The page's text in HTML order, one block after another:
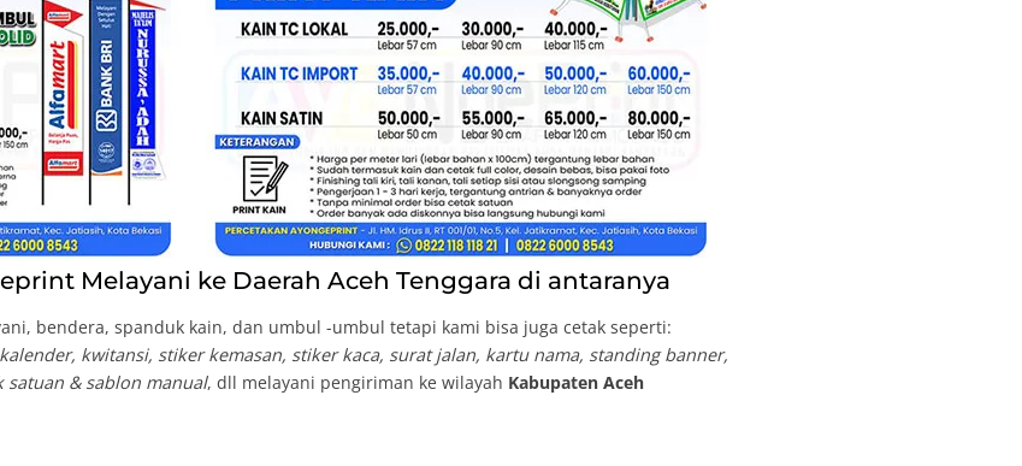
Melayani ke Daerah Aceh Tenggara di antaranya
bendera, spanduk kain, dan umbul -umbul tetapi kami bisa juga cetak seperti:
kwitansi, stiker kemasan, stiker kaca, surat jalan, kartu nama, standing banner,
satuan & sablon manual, dll melayani pengiriman ke wilayah Kabupaten Aceh